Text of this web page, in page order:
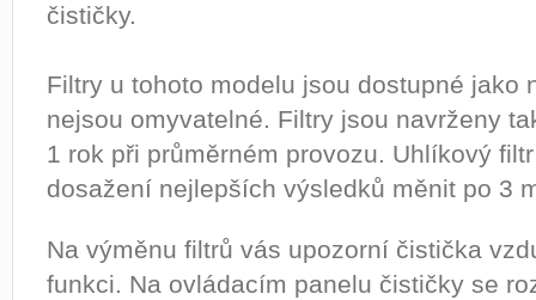
čističky.
Filtry u tohoto modelu jsou dostupné jako
nejsou omyvatelné. Filtry jsou navrženy
1 rok při průměrném provozu. Uhlíkový
dosažení nejlepších výsledků měnit po 3
Na výměnu filtrů vás upozorní čistička
funkci. Na ovládacím panelu čističky se